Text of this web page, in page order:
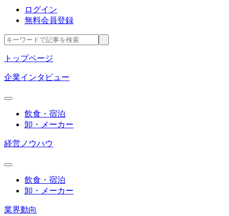
ログイン
無料会員登録
トップページ
企業インタビュー
飲食・宿泊
卸・メーカー
経営ノウハウ
飲食・宿泊
卸・メーカー
業界動向